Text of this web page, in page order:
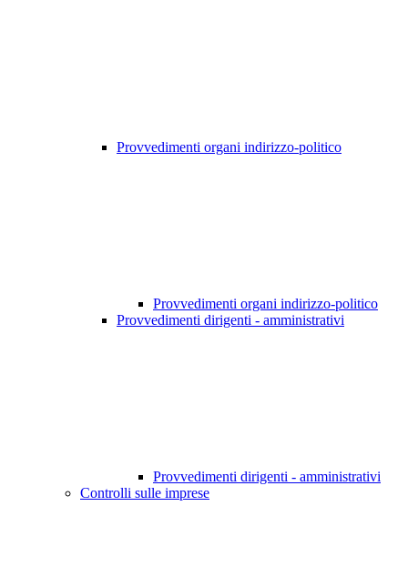
Provvedimenti organi indirizzo-politico
Provvedimenti organi indirizzo-politico
Provvedimenti dirigenti - amministrativi
Provvedimenti dirigenti - amministrativi
Controlli sulle imprese